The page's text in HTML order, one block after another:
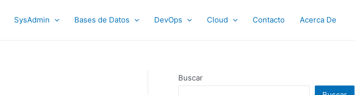
SysAdmin Bases de Datos DevOps Cloud Contacto Acerca De
Buscar